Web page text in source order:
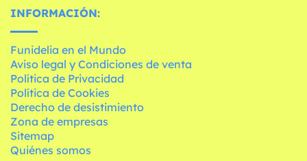
INFORMACIÓN:
Funidelia en el Mundo
Aviso legal y Condiciones de venta
Política de Privacidad
Política de Cookies
Derecho de desistimiento
Zona de empresas
Sitemap
Quiénes somos